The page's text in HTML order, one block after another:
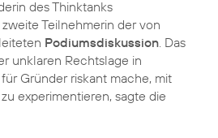
des Thinktanks
Teilnehmerin der von
Podiumsdiskussion. Das
unklaren Rechtslage in
Gründer riskant mache, mit
experimentieren, sagte die